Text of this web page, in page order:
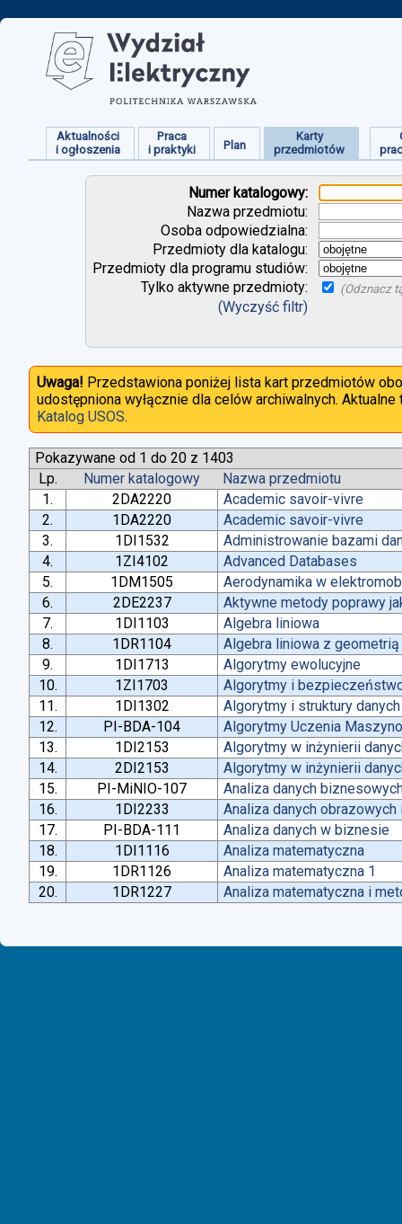
Aktualności
i ogłoszenia
Praca
i praktyki
Plan
Karty
przedmiotów
Numer katalogowy:
Nazwa przedmiotu:
Osoba odpowiedzialna:
Przedmioty dla katalogu:
Przedmioty dla programu studiów:
Tylko aktywne przedmioty:
(Odznacz
(Wyczyść filtr)
Uwaga! Przedstawiona poniżej lista kart przedmiotów
udostępniona wyłącznie dla celów archiwalnych.
Katalog USOS.
Pokazywane od 1 do 20 z 1403
Lp.
Numer katalogowy
Nazwa przedmiotu
1.
2DA2220
Academic savoir-vivre
2.
1DA2220
Academic savoir-vivre
3.
1DI1532
Administrowanie bazami
4.
1ZI4102
Advanced Databases
5.
1DM1505
Aerodynamika w
6.
2DE2237
Aktywne metody poprawy
7.
1DI1103
Algebra liniowa
8.
1DR1104
Algebra liniowa z geometrią
9.
1DI1713
Algorytmy ewolucyjne
10.
1ZI1703
Algorytmy i
11.
1DI1302
Algorytmy i struktury danych
12.
PI-BDA-104
Algorytmy Uczenia
13.
1DI2153
Algorytmy w inżynierii
14.
2DI2153
Algorytmy w inżynierii
15.
PI-MiNIO-107
Analiza danych
16.
1DI2233
Analiza danych
17.
PI-BDA-111
Analiza danych w biznesie
18.
1DI1116
Analiza matematyczna
19.
1DR1126
Analiza matematyczna 1
20.
1DR1227 Analiza matematyczna i